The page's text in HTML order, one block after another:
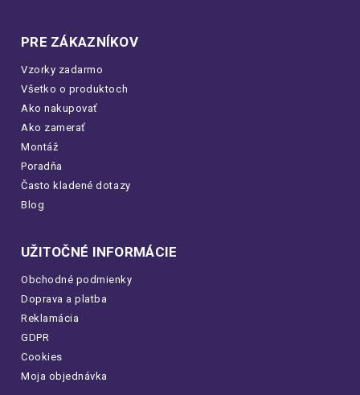
PRE ZÁKAZNÍKOV
Vzorky zadarmo
Všetko o produktoch
Ako nakupovať
Ako zamerať
Montáž
Poradňa
Často kladené dotazy
Blog
UŽITOČNÉ INFORMÁCIE
Obchodné podmienky
Doprava a platba
Reklamácia
GDPR
Cookies
Moja objednávka